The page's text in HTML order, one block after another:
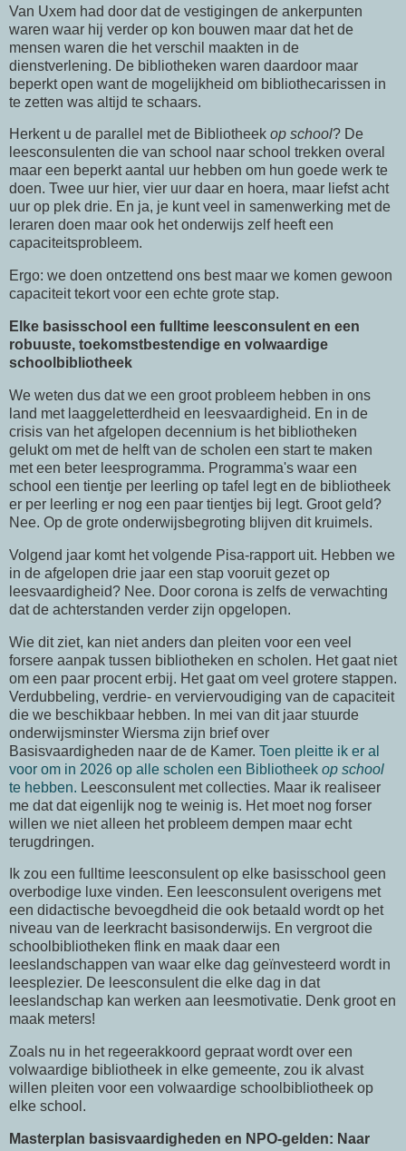
Van Uxem had door dat de vestigingen de ankerpunten
waren waar hij verder op kon bouwen maar dat het de
mensen waren die het verschil maakten in de
dienstverlening. De bibliotheken waren daardoor maar
beperkt open want de mogelijkheid om bibliothecarissen in
te zetten was altijd te schaars.
Herkent u de parallel met de Bibliotheek op school? De
leesconsulenten die van school naar school trekken overal
maar een beperkt aantal uur hebben om hun goede werk te
doen. Twee uur hier, vier uur daar en hoera, maar liefst acht
uur op plek drie. En ja, je kunt veel in samenwerking met de
leraren doen maar ook het onderwijs zelf heeft een
capaciteitsprobleem.
Ergo: we doen ontzettend ons best maar we komen gewoon
capaciteit tekort voor een echte grote stap.
Elke basisschool een fulltime leesconsulent en een
robuuste, toekomstbestendige en volwaardige
schoolbibliotheek
We weten dus dat we een groot probleem hebben in ons
land met laaggeletterdheid en leesvaardigheid. En in de
crisis van het afgelopen decennium is het bibliotheken
gelukt om met de helft van de scholen een start te maken
met een beter leesprogramma. Programma's waar een
school een tientje per leerling op tafel legt en de bibliotheek
er per leerling er nog een paar tientjes bij legt. Groot geld?
Nee. Op de grote onderwijsbegroting blijven dit kruimels.
Volgend jaar komt het volgende Pisa-rapport uit. Hebben we
in de afgelopen drie jaar een stap vooruit gezet op
leesvaardigheid? Nee. Door corona is zelfs de verwachting
dat de achterstanden verder zijn opgelopen.
Wie dit ziet, kan niet anders dan pleiten voor een veel
forsere aanpak tussen bibliotheken en scholen. Het gaat niet
om een paar procent erbij. Het gaat om veel grotere stappen.
Verdubbeling, verdrie- en verviervoudiging van de capaciteit
die we beschikbaar hebben. In mei van dit jaar stuurde
onderwijsminster Wiersma zijn brief over
Basisvaardigheden naar de de Kamer. Toen pleitte ik er al
voor om in 2026 op alle scholen een Bibliotheek op school
te hebben. Leesconsulent met collecties. Maar ik realiseer
me dat dat eigenlijk nog te weinig is. Het moet nog forser
willen we niet alleen het probleem dempen maar echt
terugdringen.
Ik zou een fulltime leesconsulent op elke basisschool geen
overbodige luxe vinden. Een leesconsulent overigens met
een didactische bevoegdheid die ook betaald wordt op het
niveau van de leerkracht basisonderwijs. En vergroot die
schoolbibliotheken flink en maak daar een
leeslandschappen van waar elke dag geïnvesteerd wordt in
leesplezier. De leesconsulent die elke dag in dat
leeslandschap kan werken aan leesmotivatie. Denk groot en
maak meters!
Zoals nu in het regeerakkoord gepraat wordt over een
volwaardige bibliotheek in elke gemeente, zou ik alvast
willen pleiten voor een volwaardige schoolbibliotheek op
elke school.
Masterplan basisvaardigheden en NPO-gelden: Naar